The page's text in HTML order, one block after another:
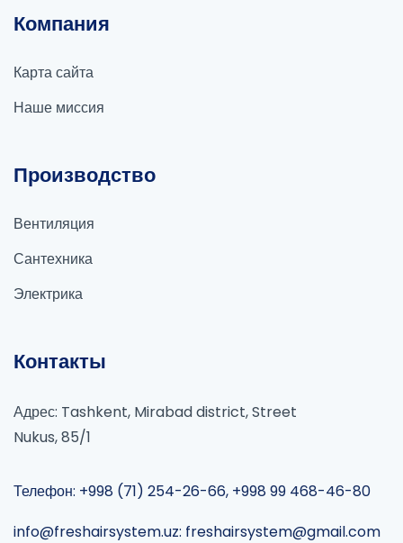
Компания
Карта сайта
Наше миссия
Производство
Вентиляция
Сантехника
Электрика
Контакты
Адрес: Tashkent, Mirabad district, Street
Nukus, 85/1
Телефон: +998 (71) 254-26-66, +998 99 468-46-80
info@freshairsystem.uz: freshairsystem@gmail.com